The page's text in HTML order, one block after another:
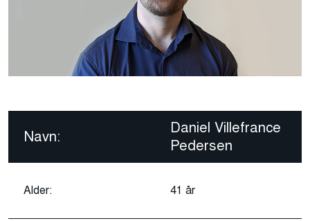
Navn:
Alder:
Daniel Villefrance
Pedersen
41 år